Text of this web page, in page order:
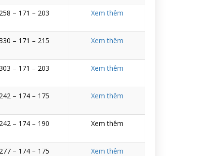
258 – 171 – 203 Xem thêm
– 171 – 215 Xem thêm
– 171 – 203 Xem thêm
242 – 174 – 175 Xem thêm
242 – 174 – 190 Xem thêm
277 – 174 – 175 Xem thêm